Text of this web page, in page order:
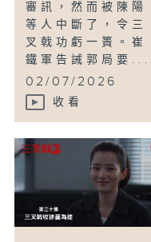
審訊，然而被陳陽
等人中斷了，令三
叉戟功虧一簣。崔
鐵軍告誡郭局要...
02/07/2026
收看